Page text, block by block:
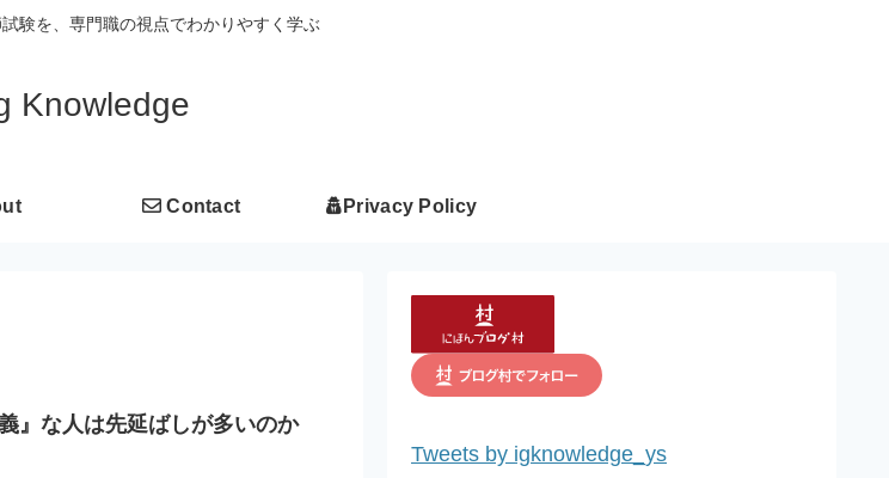
験を、専門職の視点でわかりやすく学ぶ
Knowledge
Contact Privacy Policy
』な人は先延ばしが多いのか
Tweets by igknowledge_ys